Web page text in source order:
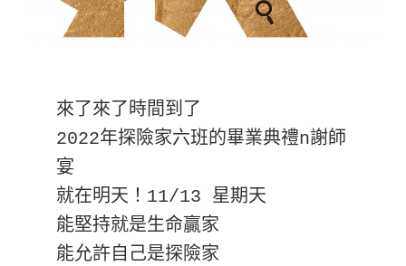
來了來了時間到了
2022年探險家六班的畢業典禮n謝師
宴
就在明天！11/13 星期天
能堅持就是生命贏家
能允許自己是探險家